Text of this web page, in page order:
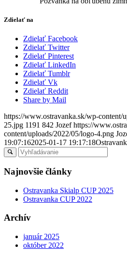
Zdielať na
Zdielať Facebook
Zdielať Twitter
Zdielať Pinterest
Zdielať LinkedIn
Zdielať Tumblr
Zdielať Vk
Zdielať Reddit
Share by Mail
https://www.ostravanka.sk/wp-content/
25.jpg 1191 842 Jozef https://
content/uploads/2022/05/logo-4.png
19:07:162025-01-17 19:17:18
Najnovšie články
Ostravanka Skialp CUP 2025
Ostravanka CUP 2022
Archív
január 2025
október 2022